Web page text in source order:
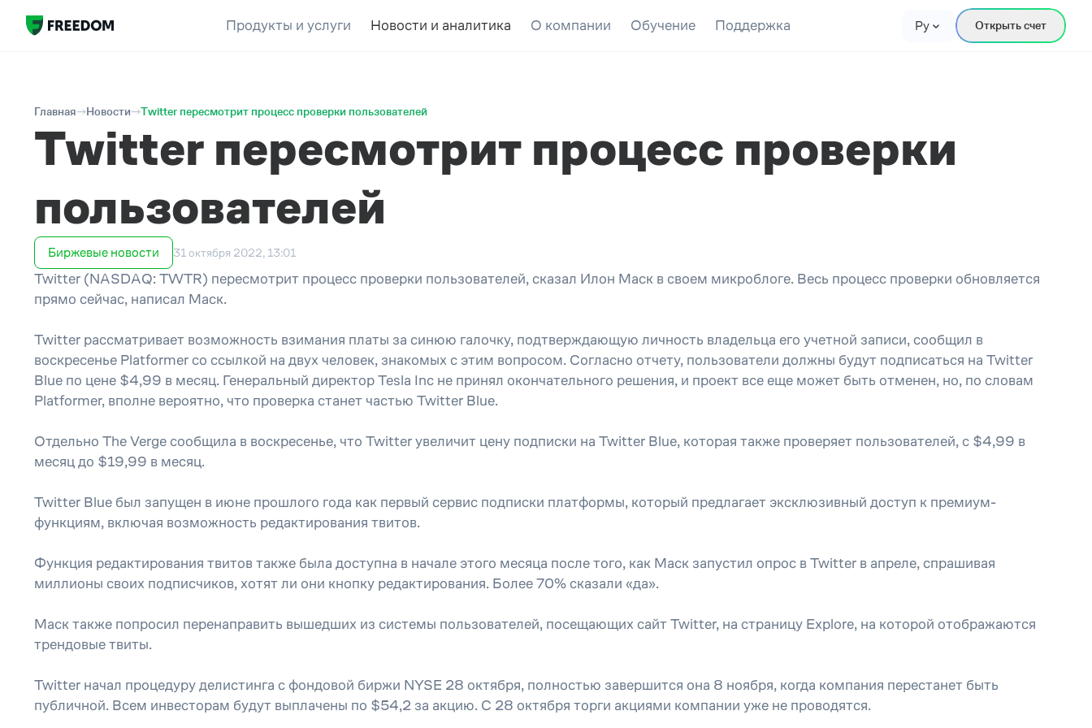
Продукты и услуги Новости и аналитика О компании Обучение Поддержка Ру Открыть счет
Главная Новости Twitter пересмотрит процесс проверки пользователей
Twitter пересмотрит процесс проверки
пользователей
Биржевые новости 31 октября 2022, 13:01
Twitter (NASDAQ: TWTR) пересмотрит процесс проверки пользователей, сказал Илон Маск в своем микроблоге. Весь процесс проверки обновляется
прямо сейчас, написал Маск.
Twitter рассматривает возможность взимания платы за синюю галочку, подтверждающую личность владельца его учетной записи, сообщил в
воскресенье Platformer со ссылкой на двух человек, знакомых с этим вопросом. Согласно отчету, пользователи должны будут подписаться на Twitter
Blue по цене $4,99 в месяц. Генеральный директор Tesla Inc не принял окончательного решения, и проект все еще может быть отменен, но, по словам
Platformer, вполне вероятно, что проверка станет частью Twitter Blue.
Отдельно The Verge сообщила в воскресенье, что Twitter увеличит цену подписки на Twitter Blue, которая также проверяет пользователей, с $4,99 в
месяц до $19,99 в месяц.
Twitter Blue был запущен в июне прошлого года как первый сервис подписки платформы, который предлагает эксклюзивный доступ к премиум-
функциям, включая возможность редактирования твитов.
Функция редактирования твитов также была доступна в начале этого месяца после того, как Маск запустил опрос в Twitter в апреле, спрашивая
миллионы своих подписчиков, хотят ли они кнопку редактирования. Более 70% сказали «да».
Маск также попросил перенаправить вышедших из системы пользователей, посещающих сайт Twitter, на страницу Explore, на которой отображаются
трендовые твиты.
Twitter начал процедуру делистинга с фондовой биржи NYSE 28 октября, полностью завершится она 8 ноября, когда компания перестанет быть
публичной. Всем инвесторам будут выплачены по $54,2 за акцию. С 28 октября торги акциями компании уже не проводятся.